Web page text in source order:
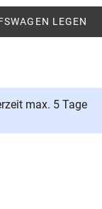
LEGEN
max. 5 Tage